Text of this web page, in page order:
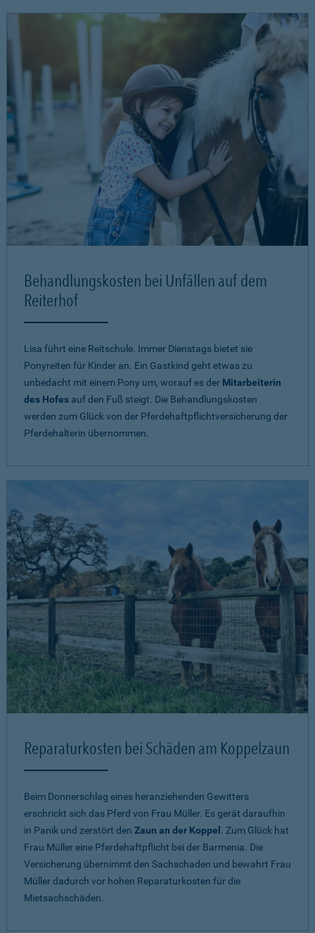
Behandlungskosten bei Unfällen auf dem
Reiterhof
Lisa führt eine Reitschule. Immer Dienstags bietet sie
Ponyreiten für Kinder an. Ein Gastkind geht etwas zu
unbedacht mit einem Pony um, worauf es der Mitarbeiterin
des Hofes auf den Fuß steigt. Die Behandlungskosten
werden zum Glück von der Pferdehaftpflichtversicherung der
Pferdehalterin übernommen.
Reparaturkosten bei Schäden am Koppelzaun
Beim Donnerschlag eines heranziehenden Gewitters
erschrickt sich das Pferd von Frau Müller. Es gerät daraufhin
in Panik und zerstört den Zaun an der Koppel . Zum Glück hat
Frau Müller eine Pferdehaftpflicht bei der Barmenia. Die
Versicherung übernimmt den Sachschaden und bewahrt Frau
Müller dadurch vor hohen Reparaturkosten für die
Mietsachschäden.